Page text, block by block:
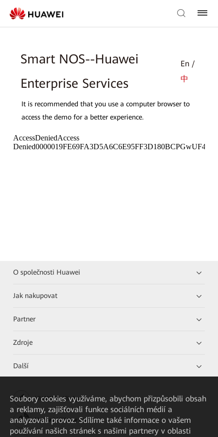
Smart NOS--Huawei
Enterprise Services
En /
中
It is recommended that you use a computer browser to
access the demo for a better experience.
O společnosti Huawei
Jak nakupovat
Partner
Zdroje
Další
HUAWEI eKit App
Huawei HiKnow App
Soubory cookies využíváme, abychom přizpůsobili obsah
a reklamy, zajišťovali funkce sociálních médií a
analyzovali provoz. Sdílíme také informace o vašem
používání našich stránek s našimi partnery v oblasti